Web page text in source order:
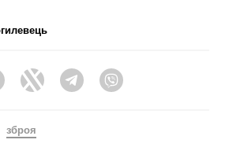
FacebookTwitter Telegram
зброя